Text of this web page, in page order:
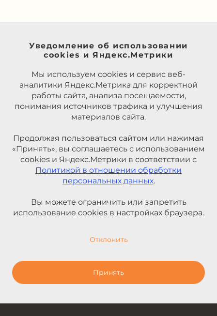
Уведомление об использовании
cookies и Яндекс.Метрики
Мы используем cookies и сервис веб-
аналитики Яндекс.Метрика для корректной
работы сайта, анализа посещаемости,
понимания источников трафика и улучшения
материалов сайта.
Продолжая пользоваться сайтом или нажимая
«Принять», вы соглашаетесь с использованием
cookies и Яндекс.Метрики в соответствии с
Политикой в отношении обработки
персональных данных.
Вы можете ограничить или запретить
использование cookies в настройках браузера.
Отклонить
Принять